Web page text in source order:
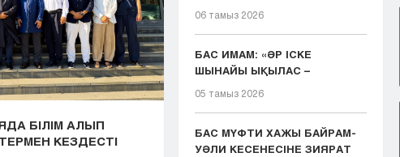
БІЛІМ АЛЫП
КЕЗДЕСТІ
06 тамыз 2026
БАС ИМАМ: «ӘР ІСКЕ
ШЫНАЙЫ ЫҚЫЛАС –
ҚЫЗМЕТІМІЗДІҢ ...
05 тамыз 2026
БАС МҮФТИ ХАЖЫ БАЙРАМ-
УӘЛИ КЕСЕНЕСІНЕ ЗИЯРАТ